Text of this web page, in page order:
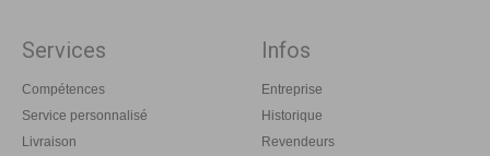
Services
Compétences
Service personnalisé
Livraison
Infos
Entreprise
Historique
Revendeurs